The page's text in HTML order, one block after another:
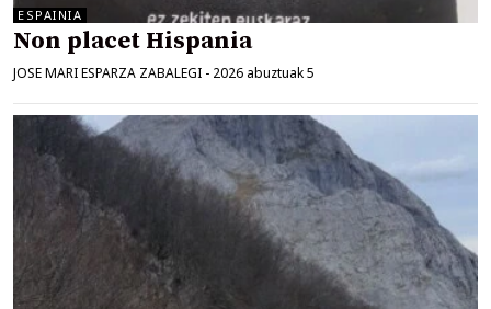
ESPAINIA
Non placet Hispania
JOSE MARI ESPARZA ZABALEGI - 2026 abuztuak 5